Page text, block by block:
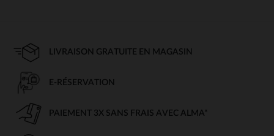
LIVRAISON GRATUITE EN MAGASIN
E-RÉSERVATION
PAIEMENT 3X SANS FRAIS AVEC ALMA*